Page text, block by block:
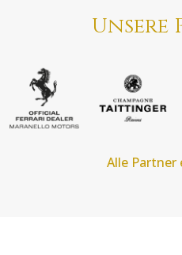
Unsere
Alle Partner